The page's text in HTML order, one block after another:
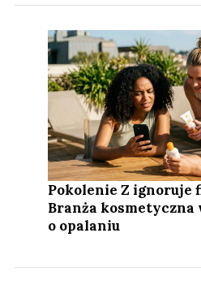
Pokolenie Z ignoruje
Branża kosmetyczna
o opalaniu